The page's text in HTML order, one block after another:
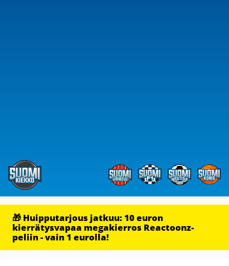
🎁 Huipputarjous jatkuu: 10 euron
kierrätysvapaa megakierros Reactoonz-
peliin - vain 1 eurolla!